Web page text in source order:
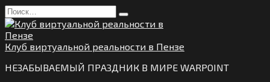
Перейти
к
содержанию
Search
for:
Клуб виртуальной реальности в Пензе
НЕЗАБЫВАЕМЫЙ ПРАЗДНИК В МИРЕ WARPOINT